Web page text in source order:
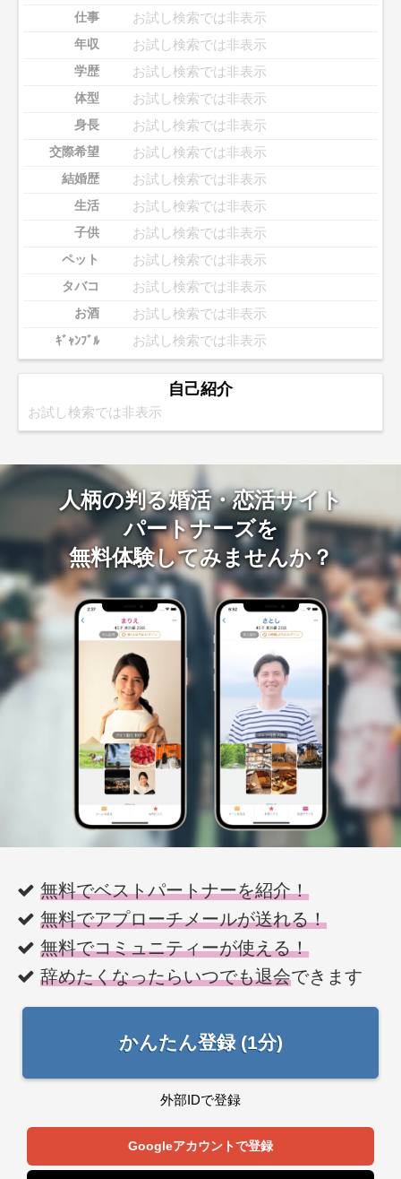
仕事 お試し検索では非表示
年収 お試し検索では非表示
学歴 お試し検索では非表示
体型 お試し検索では非表示
身長 お試し検索では非表示
交際希望 お試し検索では非表示
結婚歴 お試し検索では非表示
生活 お試し検索では非表示
子供 お試し検索では非表示
ペット お試し検索では非表示
タバコ お試し検索では非表示
お酒 お試し検索では非表示
ｷﾞｬﾝﾌﾞﾙ お試し検索では非表示
自己紹介
お試し検索では非表示
人柄の判る婚活・恋活サイト
パートナーズを
無料体験してみませんか？
無料でベストパートナーを紹介！
無料でアプローチメールが送れる！
無料でコミュニティーが使える！
辞めたくなったらいつでも退会できます
かんたん登録 (1分)
外部IDで登録
Googleアカウントで登録